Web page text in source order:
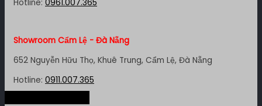
Showroom Quận 7 - TP. HCM
1448 Huỳnh Tấn Phát, Phú Thuận, Quận 7, TP HCM
Hotline: 0961.007.365
Showroom Cẩm Lệ - Đà Nẵng
652 Nguyễn Hữu Thọ, Khuê Trung, Cẩm Lệ, Đà Nẵng
Hotline: 0911.007.365